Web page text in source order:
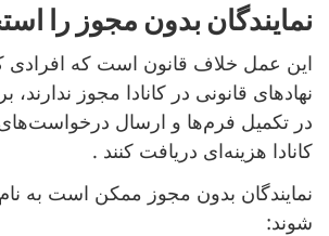
نمایندگان بدون مجوز را
این عمل خلاف قانون است که افرادی
نهادهای قانونی در کانادا مجوز ندارند،
در تکمیل فرم‌ها و ارسال
کانادا هزینه‌ای دریافت کنند .
نمایندگان بدون مجوز ممکن است به
شوند: